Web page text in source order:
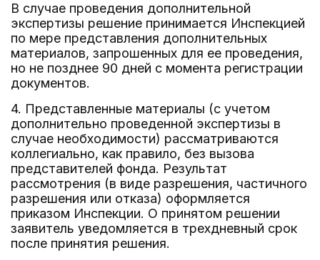
В случае проведения дополнительной
экспертизы решение принимается Инспекцией
по мере представления дополнительных
материалов, запрошенных для ее проведения,
но не позднее 90 дней с момента регистрации
документов.
4. Представленные материалы (с учетом
дополнительно проведенной экспертизы в
случае необходимости) рассматриваются
коллегиально, как правило, без вызова
представителей фонда. Результат
рассмотрения (в виде разрешения, частичного
разрешения или отказа) оформляется
приказом Инспекции. О принятом решении
заявитель уведомляется в трехдневный срок
после принятия решения.